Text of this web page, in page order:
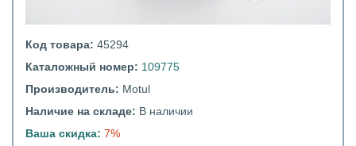
Код товара: 45294
Каталожный номер: 109775
Производитель: Motul
Наличие на складе: В наличии
Ваша скидка: 7%